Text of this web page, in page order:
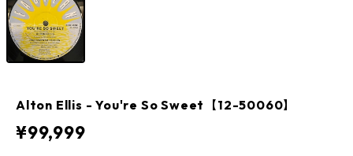
Alton Ellis - You're So Sweet【12-50060】
¥99,999